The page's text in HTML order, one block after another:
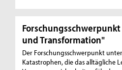
und Transformation"
Der Forschungsschwerpunkt
Katastrophen, die das alltägliche